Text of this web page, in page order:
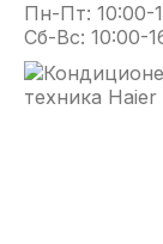
горения при
датчиков и
отсутствия
термостата
Вентилятор
после
Пн-Пт: 10:00-
Сб-Вс: 10:00-